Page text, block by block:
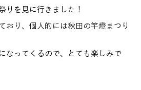
りを見に行きました！
おり、個人的には秋田の竿燈まつり
なってくるので、とても楽しみで